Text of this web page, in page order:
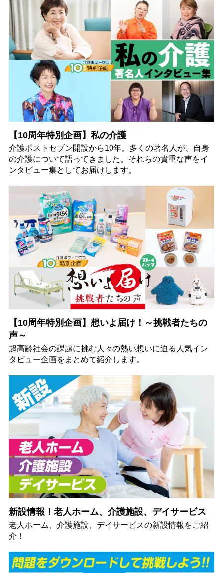
【10周年特別企画】私の介護
介護ポストセブン開設から10年。多くの著名人が、自身
の介護について語ってきました。それらの貴重な声をイ
ンタビュー集としてお届けします。
【10周年特別企画】想いよ届け！～挑戦者たちの
声～
超高齢社会の課題に挑む人々の熱い想いに迫る人気イン
タビュー企画をまとめて紹介します。
新設情報！老人ホーム、介護施設、デイサービス
老人ホーム、介護施設、デイサービスの新設情報をご紹
介！